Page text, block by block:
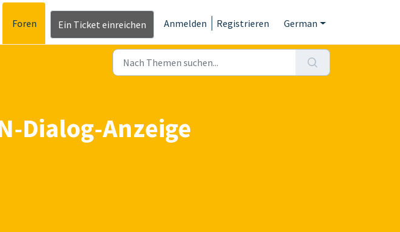
Foren Ein Ticket einreichen Anmelden Registrieren German
Dialog-Anzeige